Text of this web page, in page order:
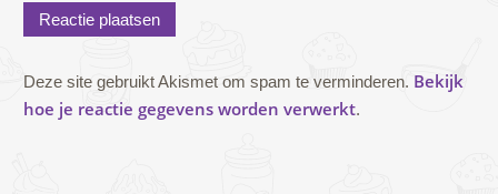
Deze site gebruikt Akismet om spam te verminderen. Bekijk
hoe je reactie gegevens worden verwerkt.